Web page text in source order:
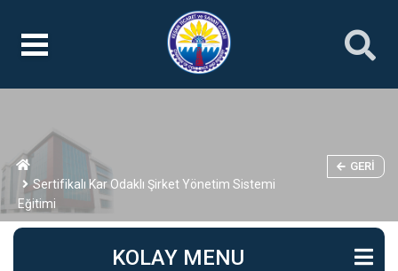
Sertifikalı Kar Odaklı Şirket Yönetim Sistemi
Eğitimi
GERI
KOLAY MENU